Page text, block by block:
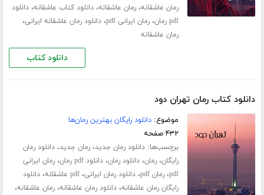
رمان عاشقانه،رمان عاشقانه،دانلود کتاب عاشقانه،دانلود
pdf رمان
،رمان ایرانی pdf ،دانلود رمان عاشقانه ایرانی،
رمان عاشقانه
دانلود کتاب
دانلود کتاب رمان تهران دود
موضوع:دانلود رایگان بهترین رمان‌ها
۴۳۲ صفحه
برچسب‌ها:دانلود رمان جدید،رمان جدید،دانلود رمان
رایگان،رمان،دانلود رمان،دانلود pdf رمان ،رمان ایرانی
pdf،رمان pdf ،دانلود رمان ایرانی،pdf عاشقانه ،دانلود
رایگان رمان عاشقانه،دانلود رمان عاشقانه،رمان عاشقانه،